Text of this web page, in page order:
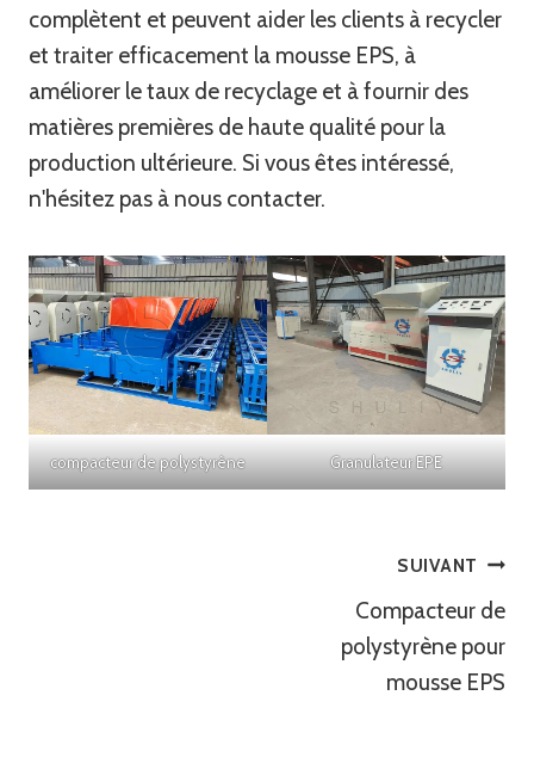
complètent et peuvent aider les clients à recycler
et traiter efficacement la mousse EPS, à
améliorer le taux de recyclage et à fournir des
matières premières de haute qualité pour la
production ultérieure. Si vous êtes intéressé,
n'hésitez pas à nous contacter.
compacteur de polystyrène Granulateur EPE
SUIVANT
Compacteur de
polystyrène pour
mousse EPS